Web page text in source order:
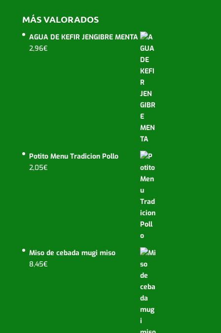
MÁS VALORADOS
AGUA DE KEFIR JENGIBRE MENTA
2,96€
Potito Menu Tradicion Pollo
2,05€
Miso de cebada mugi miso
8,45€